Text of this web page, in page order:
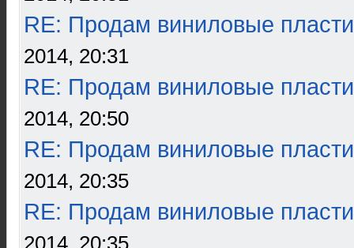
RE: Продам виниловые
2014, 20:31
RE: Продам виниловые
2014, 20:50
RE: Продам виниловые
2014, 20:35
RE: Продам виниловые
2014, 20:35